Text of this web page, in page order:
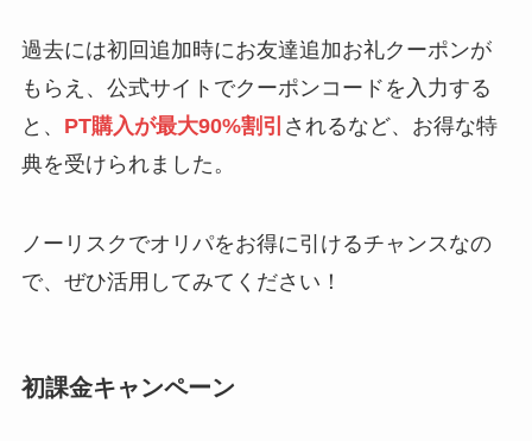
過去には初回追加時にお友達追加お礼クーポンが
もらえ、公式サイトでクーポンコードを入力する
と、 PT購入が最大90%割引 されるなど、お得な特
典を受けられました。
ノーリスクでオリパをお得に引けるチャンスなの
で、ぜひ活用してみてください！
初課金キャンペーン